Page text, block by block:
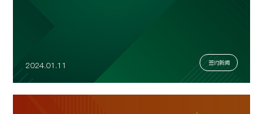
2024.01.11 签约新闻